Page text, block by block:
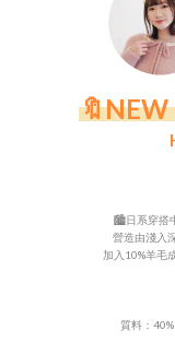
🔖NEW
🏙️日系穿搭
營造由淺入
加入10%羊毛
質料：